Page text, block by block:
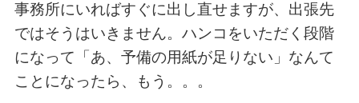
事務所にいればすぐに出し直せますが、出張先
ではそうはいきません。ハンコをいただく段階
になって「あ、予備の用紙が足りない」なんて
ことになったら、もう。。。